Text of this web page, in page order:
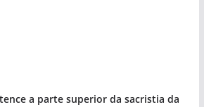
a parte superior da sacristia da